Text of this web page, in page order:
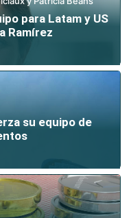
para Latam y US
Ramírez
su equipo de